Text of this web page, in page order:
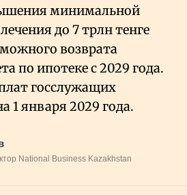
минимальной
до 7 трлн тенге
возврата
по ипотеке с 2029 года.
госслужащих
1 января 2029 года.
National Business Kazakhstan